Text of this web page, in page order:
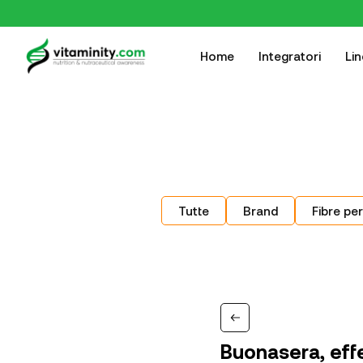
Home Integratori
Tutte Brand Fibre
Buonasera,